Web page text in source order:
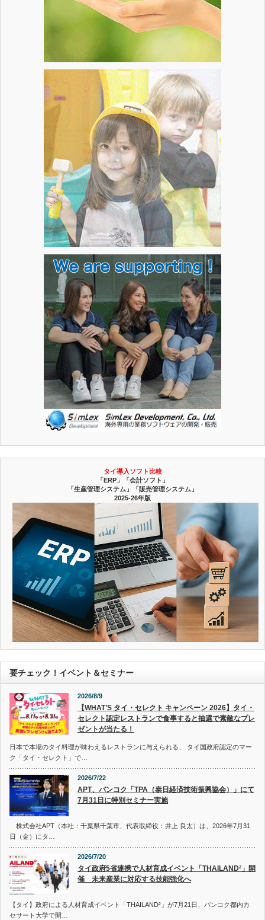
タイ導入ソフト比較
「ERP」「会計ソフト」
「生産管理システム」「販売管理システム」
2025-26年版
要チェック！イベント＆セミナー
2026/8/9
【WHAT’S タイ・セレクト キャンペーン 2026】タイ・
セレクト認定レストランで食事すると抽選で素敵なプレ
ゼントが当たる！
日本で本場のタイ料理が味わえるレストランに与えられる、 タイ国政府認定のマー
ク「タイ・セレクト」で…
2026/7/22
APT、バンコク「TPA（泰日経済技術振興協会）」にて
7月31日に特別セミナー実施
株式会社APT（本社：千葉県千葉市、代表取締役：井上 良太）は、2026年7月31
日（金）にタ…
2026/7/20
タイ政府5省連携で人材育成イベント「THAILAND²」開
催 未来産業に対応する技能強化へ
【タイ】政府による人材育成イベント「THAILAND²」が7月21日、バンコク都内カ
セサート大学で開…